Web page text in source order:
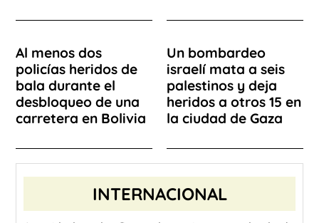
Al menos dos
policías heridos de
bala durante el
desbloqueo de una
carretera en Bolivia
Un bombardeo
israelí mata a seis
palestinos y deja
heridos a otros 15 en
la ciudad de Gaza
INTERNACIONAL